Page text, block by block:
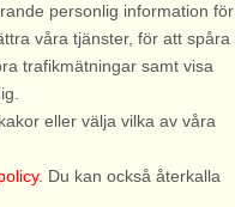
till 7/1-2028
personlig information för
våra tjänster, för att spåra
trafikmätningar samt visa
eller välja vilka av våra
. Du kan också återkalla